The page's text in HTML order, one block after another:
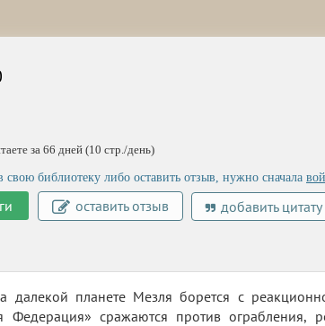
за 66 дней (10 стр./день)
свою библиотеку либо оставить отзыв, нужно сначала
оставить отзыв добавить цитату
далекой планете Мезля борется с
Федерация» сражаются против ограбления,